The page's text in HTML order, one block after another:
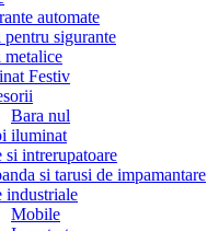
automate
sigurante
Festiv
Bara nul
iluminat
si intrerupatoare
si tarusi de impamantare
industriale
Mobile